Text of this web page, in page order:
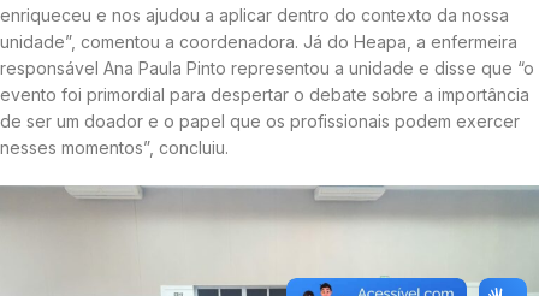
enriqueceu e nos ajudou a aplicar dentro do contexto da nossa
unidade”, comentou a coordenadora. Já do Heapa, a enfermeira
responsável Ana Paula Pinto representou a unidade e disse que “o
evento foi primordial para despertar o debate sobre a importância
de ser um doador e o papel que os profissionais podem exercer
nesses momentos”, concluiu.